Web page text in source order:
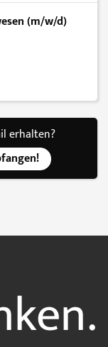
(m/w/d)
erhalten?